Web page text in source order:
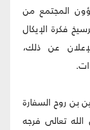
المجتمع من
فكرة الإيكال
عن ذلك،
بن روح السفارة
تعالى فرجه